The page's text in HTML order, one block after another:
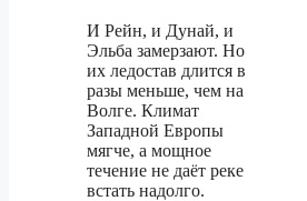
И Рейн, и Дунай, и
Эльба замерзают. Но
их ледостав длится в
разы меньше, чем на
Волге. Климат
Западной Европы
мягче, а мощное
течение не даёт реке
встать надолго.